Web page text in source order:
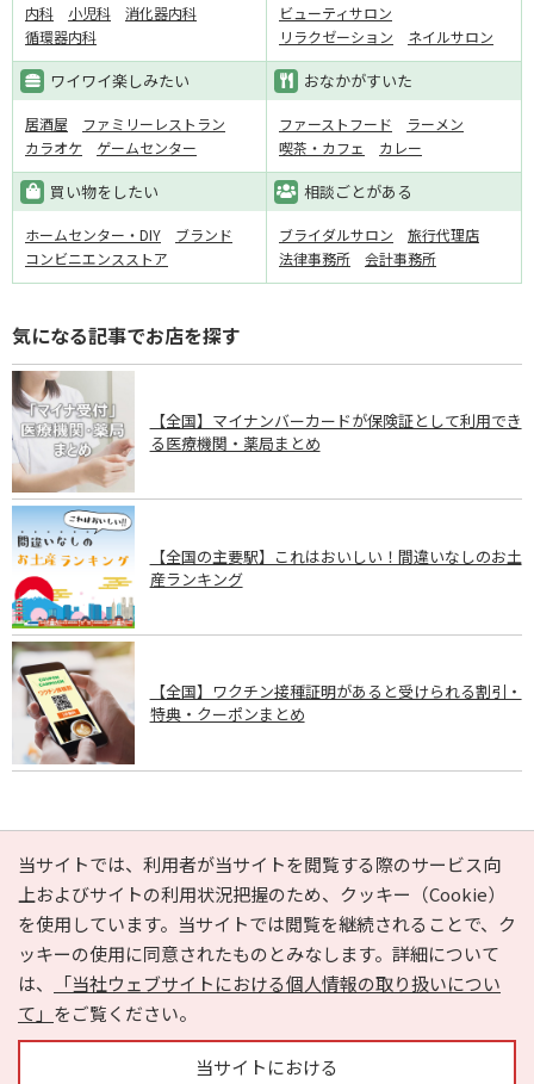
内科 小児科
消化器内科
循環器内科
ビューティサロン
リラクゼーション
ネイルサロン
ワイワイ楽しみたい
居酒屋
ファミリーレストラン
カラオケ
ゲームセンター
おなかがすいた
ファーストフード
ラーメン
喫茶・カフェ
カレー
買い物をしたい
ホームセンター・DIY
ブランド
コンビニエンスストア
相談ごとがある
ブライダルサロン
旅行代理店
法律事務所
会計事務所
気になる記事でお店を探す
【全国】マイナンバーカードが保険証として利用でき
る医療機関・薬局まとめ
【全国の主要駅】これはおいしい！間違いなしのお土
産ランキング
【全国】ワクチン接種証明があると受けられる割引・
特典・クーポンまとめ
PAGE TOP
当サイトでは、利用者が当サイトを閲覧する際のサービス向
上およびサイトの利用状況把握のため、クッキー（Cookie）
を使用しています。当サイトでは閲覧を継続されることで、ク
ッキーの使用に同意されたものとみなします。詳細について
は、
「当社ウェブサイトにおける個人情報の取り扱いについ
て」 をご覧ください。
当サイトにおける
e-NAVITA（イーナビタ）とは？ お気に入り
ヘルプ
利用規約
個人情報の取り扱いについて
運営会社
サイトマップ
広告掲載に関するお問い合わせ